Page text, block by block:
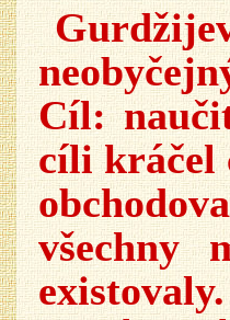
Cíl:
cíli kráčel
všechny